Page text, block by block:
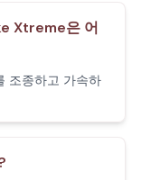
Xtreme은 어
조종하고 가속하